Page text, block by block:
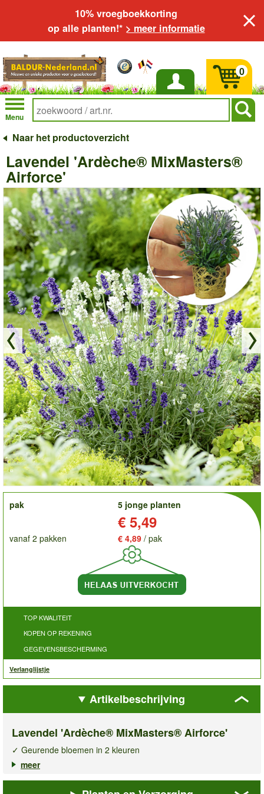
10% vroegboekkorting
op alle planten!* > meer informatie
Inloggen
Menu
0
Naar het productoverzicht
Lavendel 'Ardèche® MixMasters®
Airforce'
order
pak
5 jonge planten
€ 5,49
vanaf 2 pakken € 4,89 / pak
TOP KWALITEIT
KOPEN OP REKENING
GEGEVENSBESCHERMING
Verlanglijstje
Artikelbeschrijving
Lavendel 'Ardèche® MixMasters® Airforce'
✓ Geurende bloemen in 2 kleuren
✓ Compacte groeiwijze
meer